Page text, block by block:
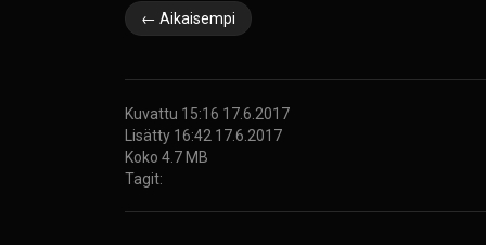
← Aikaisempi
Kuvattu 15:16 17.6.2017
Lisätty 16:42 17.6.2017
Koko 4.7 MB
Tagit: